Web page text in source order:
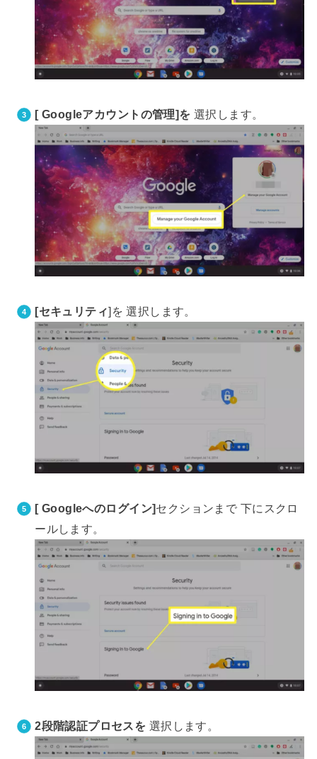
[ Googleアカウントの管理]を 選択します。
[セキュリティ]を 選択します。
[ Googleへのログイン]セクションまで 下にスクロ
ールします。
2段階認証プロセスを 選択します。